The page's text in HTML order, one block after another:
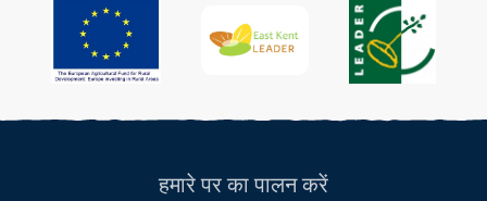
हमारे पर का पालन करें